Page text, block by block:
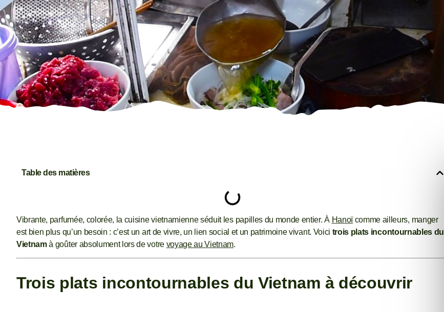
Table des matières
Vibrante, parfumée, colorée, la cuisine vietnamienne séduit les papilles du monde entier. À Hanoïcomme ailleurs, manger
est bien plus qu’un besoin : c’est un art de vivre, un lien social et un patrimoine vivant. Voici trois plats incontournables du
Vietnamà goûter absolument lors de votre voyage au Vietnam.
Trois plats incontournables du Vietnam à découvrir